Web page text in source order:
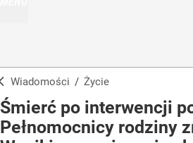
Wiadomości / Życie
Śmierć po interwencji
Pełnomocnicy rodziny